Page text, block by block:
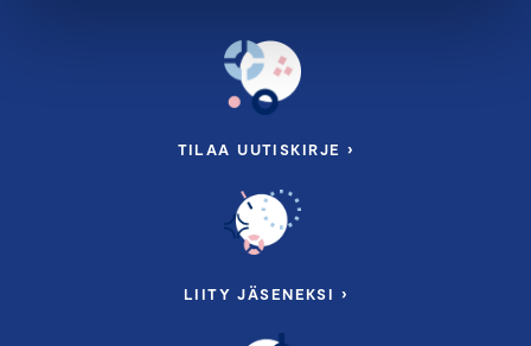
TILAA UUTISKIRJE ›
LIITY JÄSENEKSI ›